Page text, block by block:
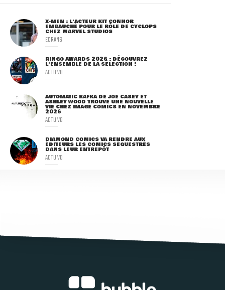
X-MEN : L'ACTEUR KIT CONNOR
EMBAUCHÉ POUR LE RÔLE DE CYCLOPS
CHEZ MARVEL STUDIOS
ECRANS
RINGO AWARDS 2026 : DÉCOUVREZ
L'ENSEMBLE DE LA SÉLECTION !
ACTU VO
AUTOMATIC KAFKA DE JOE CASEY ET
ASHLEY WOOD TROUVE UNE NOUVELLE
VIE CHEZ IMAGE COMICS EN NOVEMBRE
2026
ACTU VO
DIAMOND COMICS VA RENDRE AUX
ÉDITEURS LES COMICS SÉQUESTRÉS
DANS LEUR ENTREPÔT
ACTU VO